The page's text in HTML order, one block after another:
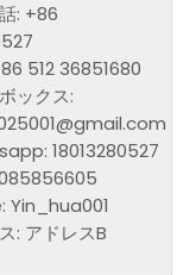
: +86
512 36851680
ックス:
18013280527
Yin_hua001
: アドレスB